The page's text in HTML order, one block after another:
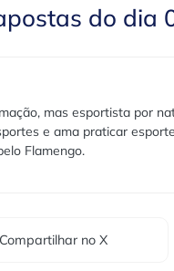
do dia
mas esportista por
e ama praticar
Flamengo.
Compartilhar no X